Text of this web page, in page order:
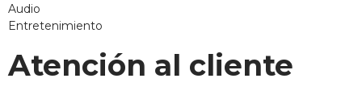
Audio
Entretenimiento
Atención al cliente